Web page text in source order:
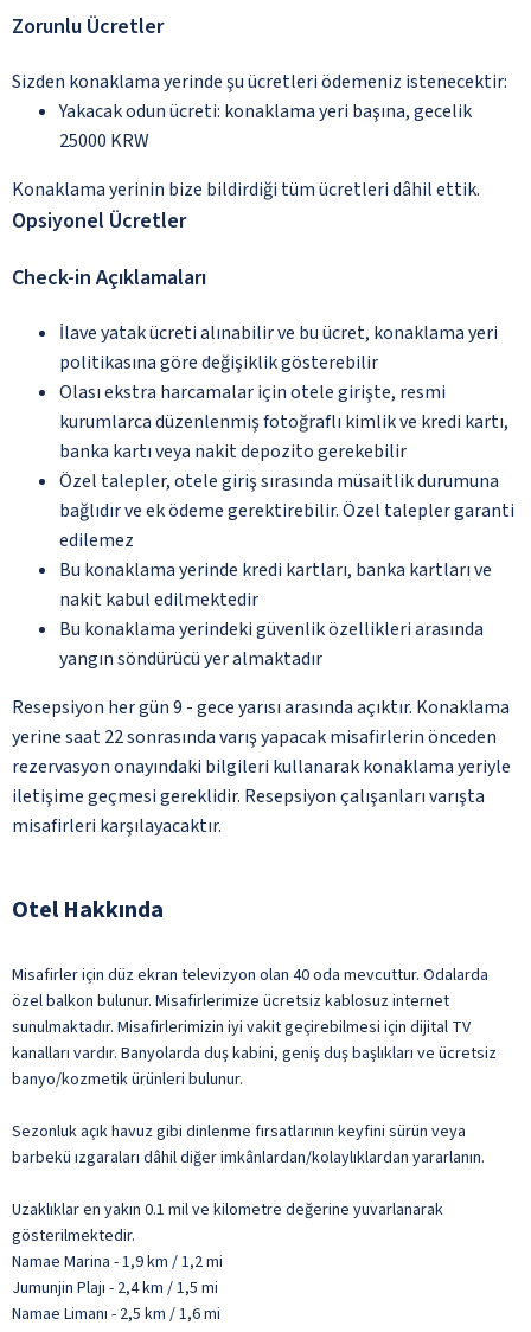
Zorunlu Ücretler
Sizden konaklama yerinde şu ücretleri ödemeniz istenecektir:
Yakacak odun ücreti: konaklama yeri başına, gecelik
25000 KRW
Konaklama yerinin bize bildirdiği tüm ücretleri dâhil ettik.
Opsiyonel Ücretler
Check-in Açıklamaları
İlave yatak ücreti alınabilir ve bu ücret, konaklama yeri
politikasına göre değişiklik gösterebilir
Olası ekstra harcamalar için otele girişte, resmi
kurumlarca düzenlenmiş fotoğraflı kimlik ve kredi kartı,
banka kartı veya nakit depozito gerekebilir
Özel talepler, otele giriş sırasında müsaitlik durumuna
bağlıdır ve ek ödeme gerektirebilir. Özel talepler garanti
edilemez
Bu konaklama yerinde kredi kartları, banka kartları ve
nakit kabul edilmektedir
Bu konaklama yerindeki güvenlik özellikleri arasında
yangın söndürücü yer almaktadır
Resepsiyon her gün 9 - gece yarısı arasında açıktır. Konaklama
yerine saat 22 sonrasında varış yapacak misafirlerin önceden
rezervasyon onayındaki bilgileri kullanarak konaklama yeriyle
iletişime geçmesi gereklidir. Resepsiyon çalışanları varışta
misafirleri karşılayacaktır.
Otel Hakkında
Misafirler için düz ekran televizyon olan 40 oda mevcuttur. Odalarda
özel balkon bulunur. Misafirlerimize ücretsiz kablosuz internet
sunulmaktadır. Misafirlerimizin iyi vakit geçirebilmesi için dijital TV
kanalları vardır. Banyolarda duş kabini, geniş duş başlıkları ve ücretsiz
banyo/kozmetik ürünleri bulunur.
Sezonluk açık havuz gibi dinlenme fırsatlarının keyfini sürün veya
barbekü ızgaraları dâhil diğer imkânlardan/kolaylıklardan yararlanın.
Uzaklıklar en yakın 0.1 mil ve kilometre değerine yuvarlanarak
gösterilmektedir.
Namae Marina - 1,9 km / 1,2 mi
Jumunjin Plajı - 2,4 km / 1,5 mi
Namae Limanı - 2,5 km / 1,6 mi